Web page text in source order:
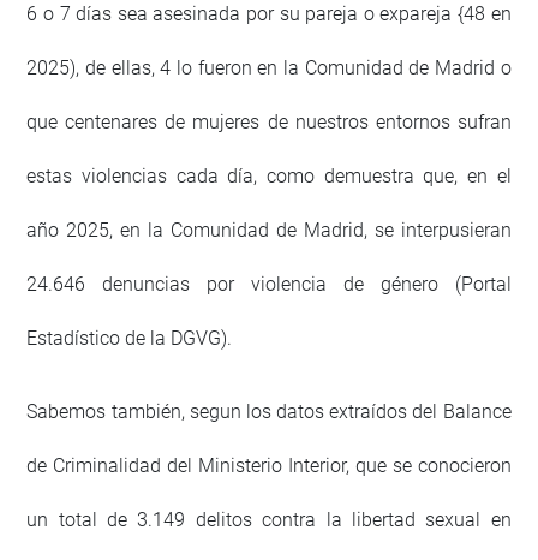
6 o 7 días sea asesinada por su pareja o expareja {48 en
2025), de ellas, 4 lo fueron en la Comunidad de Madrid o
que centenares de mujeres de nuestros entornos sufran
estas violencias cada día, como demuestra que, en el
año 2025, en la Comunidad de Madrid, se interpusieran
24.646 denuncias por violencia de género (Portal
Estadístico de la DGVG).
Sabemos también, segun los datos extraídos del Balance
de Criminalidad del Ministerio Interior, que se conocieron
un total de 3.149 delitos contra la libertad sexual en